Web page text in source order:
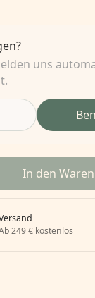
uns
In den
249 € kostenlos